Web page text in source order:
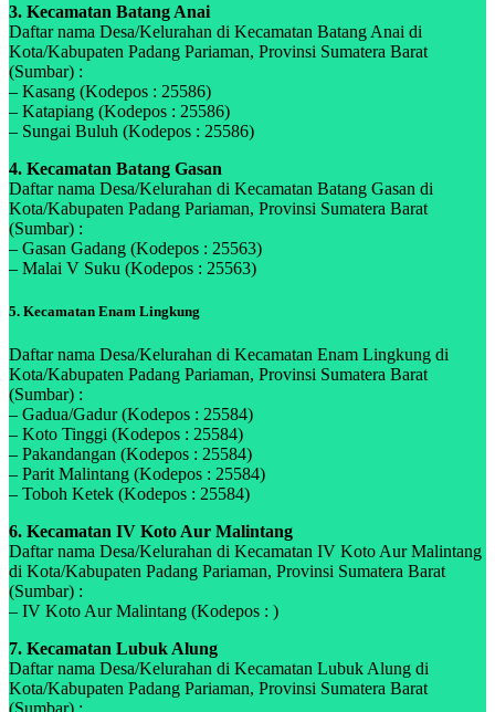
3. Kecamatan Batang Anai
Daftar nama Desa/Kelurahan di Kecamatan Batang Anai di
Kota/Kabupaten Padang Pariaman, Provinsi Sumatera Barat
(Sumbar) :
– Kasang (Kodepos : 25586)
– Katapiang (Kodepos : 25586)
– Sungai Buluh (Kodepos : 25586)
4. Kecamatan Batang Gasan
Daftar nama Desa/Kelurahan di Kecamatan Batang Gasan di
Kota/Kabupaten Padang Pariaman, Provinsi Sumatera Barat
(Sumbar) :
– Gasan Gadang (Kodepos : 25563)
– Malai V Suku (Kodepos : 25563)
5. Kecamatan Enam Lingkung
Daftar nama Desa/Kelurahan di Kecamatan Enam Lingkung di
Kota/Kabupaten Padang Pariaman, Provinsi Sumatera Barat
(Sumbar) :
– Gadua/Gadur (Kodepos : 25584)
– Koto Tinggi (Kodepos : 25584)
– Pakandangan (Kodepos : 25584)
– Parit Malintang (Kodepos : 25584)
– Toboh Ketek (Kodepos : 25584)
6. Kecamatan IV Koto Aur Malintang
Daftar nama Desa/Kelurahan di Kecamatan IV Koto Aur Malintang
di Kota/Kabupaten Padang Pariaman, Provinsi Sumatera Barat
(Sumbar) :
– IV Koto Aur Malintang (Kodepos : )
7. Kecamatan Lubuk Alung
Daftar nama Desa/Kelurahan di Kecamatan Lubuk Alung di
Kota/Kabupaten Padang Pariaman, Provinsi Sumatera Barat
(Sumbar) :